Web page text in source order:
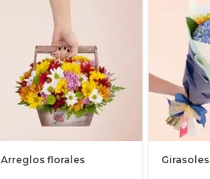
Arreglos florales Girasoles